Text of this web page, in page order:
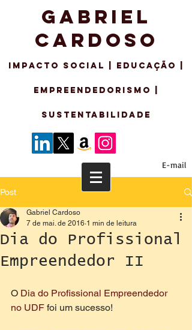
GABRIEL
CARDOSO
IMPACTO SO CIAL | EDUCAÇÃO |
EMPREENDEDORISMo |
sustentabilidade
E-mail
Post
Dia do Profissional
Empreendedor II
Gabriel Cardoso
7 de mai. de 2016 1 min de leitura
O Dia do Profissional Empreendedor
no UDF foi um sucesso!